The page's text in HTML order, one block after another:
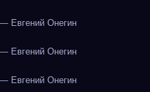
Евгений Онегин
Евгений Онегин
Евгений Онегин